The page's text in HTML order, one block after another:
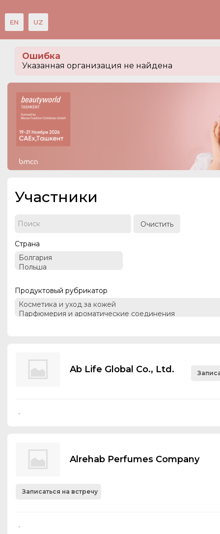
EN UZ
Ошибка
Указанная организация не найдена
Участники
Очистить
Страна
Продуктовый рубрикатор
Ab Life Global Co., Ltd.
-
Alrehab Perfumes Company
Записаться на встречу
-
Организации
О сервисе
Посетителям
Организаторам